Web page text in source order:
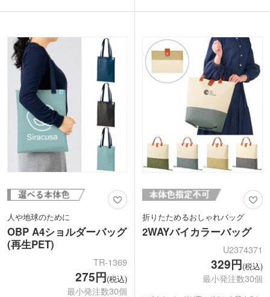
躍するエコバッグです。
ラーです。筒形のクリアケース入りで陳
列展示がしやすくノベルティにぴった
り。
できます。
として、実用的かつメッセージ性の強い
オリジナルグッズを作成していただけま
す。
人や地球のために
OBP A4ショルダーバッグ
(再生PET)
TR-1369
275円(税込)
最小発注数30個
折りたためるおしゃれバッグ
2WAYバイカラーバッグ
U2374371
329円(税込)
最小発注数30個